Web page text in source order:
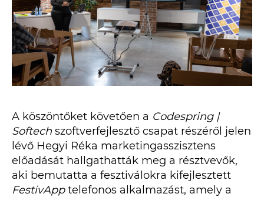
A köszöntőket követően a Codespring |
Softech szoftverfejlesztő csapat részéről jelen
lévő Hegyi Réka marketingasszisztens
előadását hallgathatták meg a résztvevők,
aki bemutatta a fesztiválokra kifejlesztett
FestivApptelefonos alkalmazást, amely a